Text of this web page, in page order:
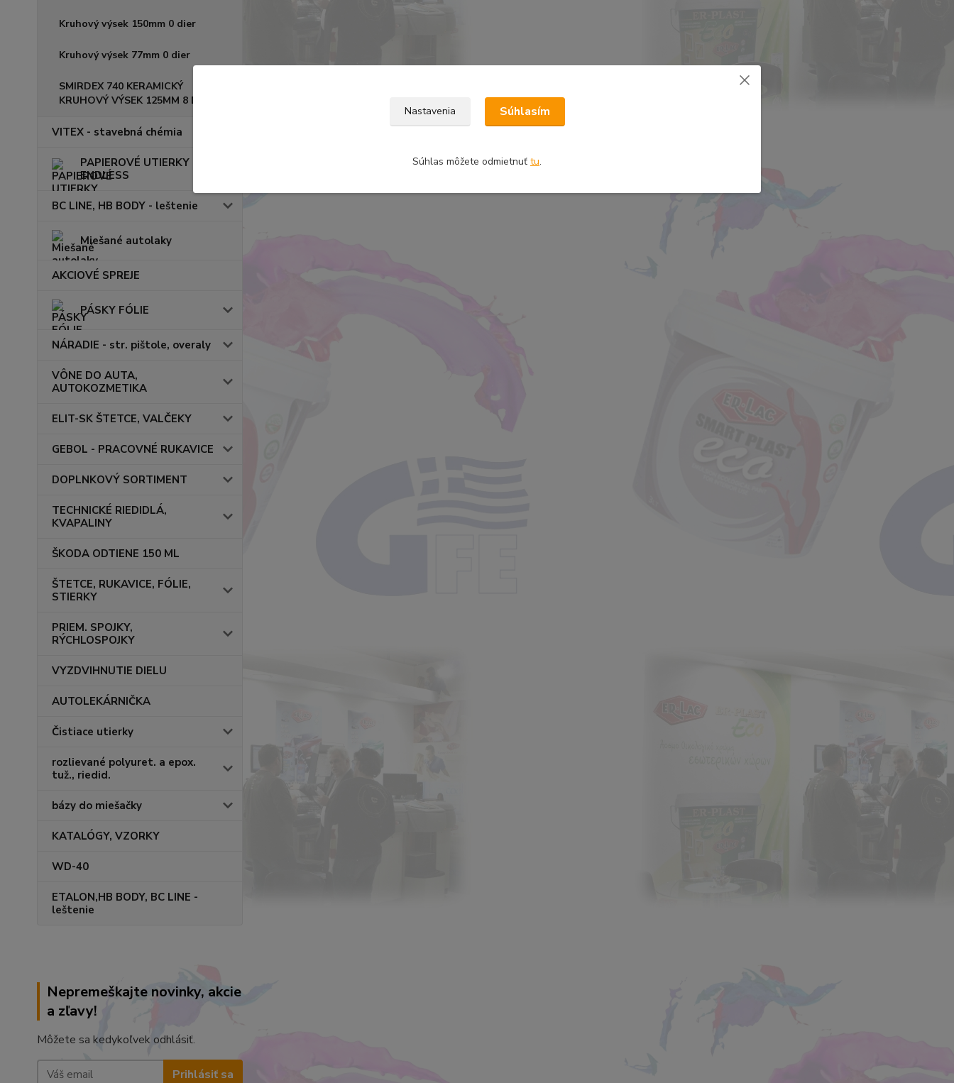
Kruhový výsek 150mm 0 dier
Kruhový výsek 77mm 0 dier
SMIRDEX 740 KERAMICKÝ
KRUHOVÝ VÝSEK 125MM 8 DIER
VITEX - stavebná chémia
PAPIEROVÉ UTIERKY
ENDLESS
BC LINE, HB BODY - leštenie
Miešané autolaky
AKCIOVÉ SPREJE
PÁSKY FÓLIE
NÁRADIE - str. pištole, overaly
VÔNE DO AUTA,
AUTOKOZMETIKA
ELIT-SK ŠTETCE, VALČEKY
GEBOL - PRACOVNÉ RUKAVICE
DOPLNKOVÝ SORTIMENT
TECHNICKÉ RIEDIDLÁ,
KVAPALINY
ŠKODA ODTIENE 150 ML
ŠTETCE, RUKAVICE, FÓLIE,
STIERKY
PRIEM. SPOJKY,
RÝCHLOSPOJKY
VYZDVIHNUTIE DIELU
AUTOLEKÁRNIČKA
Čistiace utierky
rozlievané polyuret. a epox.
tuž., riedid.
bázy do miešačky
KATALÓGY, VZORKY
WD-40
ETALON,HB BODY, BC LINE -
leštenie
Nepremeškajte novinky, akcie
a zľavy!
Môžete sa kedykoľvek odhlásiť.
Prihlásiť sa
Nastavenia Súhlasím
Súhlas môžete odmietnuť tu.